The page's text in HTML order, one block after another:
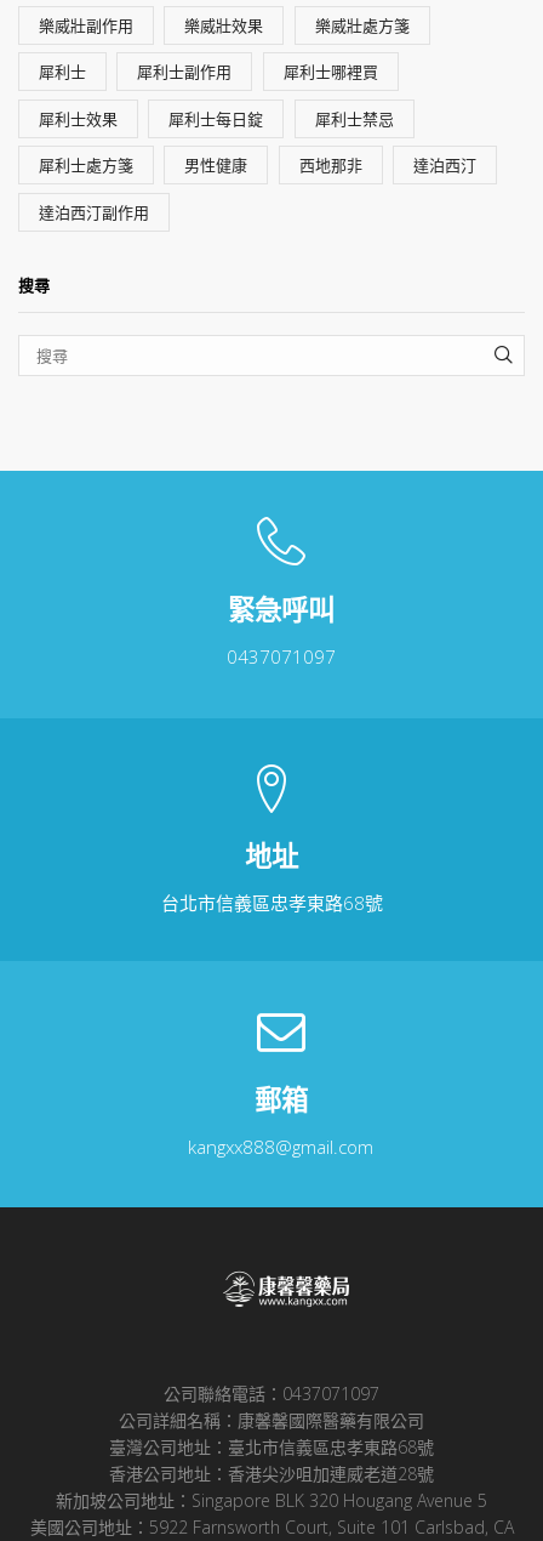
樂威壯副作用 樂威壯效果 樂威壯處方箋
犀利士 犀利士副作用 犀利士哪裡買
犀利士效果 犀利士每日錠 犀利士禁忌
犀利士處方箋 男性健康 西地那非 達泊西汀
達泊西汀副作用
搜尋
緊急呼叫
0437071097
地址
台北市信義區忠孝東路68號
郵箱
kangxx888@gmail.com
公司聯絡電話：0437071097
公司詳細名稱：康馨馨國際醫藥有限公司
臺灣公司地址：臺北市信義區忠孝東路68號
香港公司地址：香港尖沙咀加連威老道28號
新加坡公司地址：Singapore BLK 320 Hougang Avenue 5
美國公司地址：5922 Farnsworth Court, Suite 101 Carlsbad, CA